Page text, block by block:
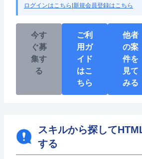
ログインはこちら 新規会員登録はこちら
今す
ぐ募
集す
る
ご利
用ガ
イド
はこ
ちら
他者
の案
件を
見て
みる
スキルから探して
する